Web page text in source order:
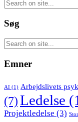
Søg
Emner
AI (1) Arbejdslivets
(7)Ledelse
Projektledelse (3)